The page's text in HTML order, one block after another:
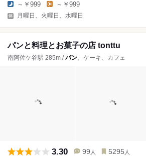
～￥999 ～￥999
月曜日、火曜日、水曜日
パンと料理とお菓子の店 tonttu
南阿佐ケ谷駅 285m /パン、ケーキ、カフェ
3.30 99 人 5295 人